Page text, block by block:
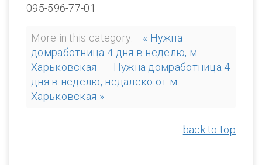
095-596-77-01
More in this category:
« Нужна
домработница 4 дня в неделю, м.
Харьковская
Нужна домработница 4
дня в неделю, недалеко от м.
Харьковская »
back to top